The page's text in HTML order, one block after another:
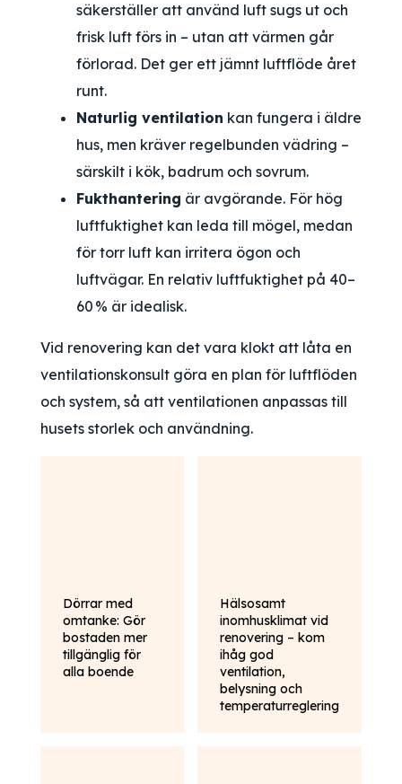
säkerställer att använd luft sugs ut och
frisk luft förs in – utan att värmen går
förlorad. Det ger ett jämnt luftflöde året
runt.
Naturlig ventilation kan fungera i äldre
hus, men kräver regelbunden vädring –
särskilt i kök, badrum och sovrum.
Fukthantering är avgörande. För hög
luftfuktighet kan leda till mögel, medan
för torr luft kan irritera ögon och
luftvägar. En relativ luftfuktighet på 40–
60 % är idealisk.
Vid renovering kan det vara klokt att låta en
ventilationskonsult göra en plan för luftflöden
och system, så att ventilationen anpassas till
husets storlek och användning.
Dörrar med
omtanke: Gör
bostaden mer
tillgänglig för
alla boende
Hälsosamt
inomhusklimat vid
renovering – kom
ihåg god
ventilation,
belysning och
temperaturreglering